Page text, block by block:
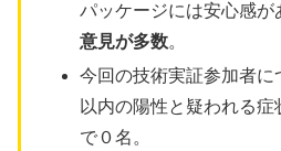
パッケージには安心感が
意見が多数。
今回の技術実証参加者に
以内の陽性と疑われる
で０名。